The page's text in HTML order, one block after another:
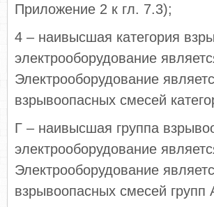
Приложение 2 к гл. 7.3);
4 – наивысшая категория
электрооборудование
Электрооборудование
взрывоопасных смесей
Г – наивысшая группа
электрооборудование
Электрооборудование
взрывоопасных смесей